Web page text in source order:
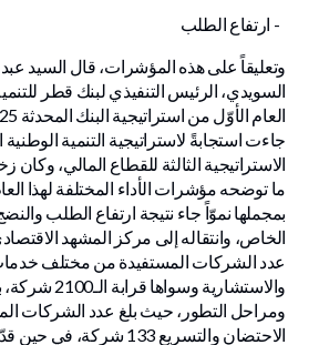
- ارتفاع الطلب
وتعليقاً على هذه المؤشرات، قال السيد
جاءت استجابةً لاستراتيجية التنمية الوطنية
الاستراتيجية الثالثة للقطاع المالي، وكان
ما توضحه مؤشرات الأداء المختلفة لهذا
بمجملها نموّاً جاء نتيجة ارتفاع الطلب
الخاص، وانتقاله إلى مركز المشهد
عدد الشركات المستفيدة من مختلف خدمات
والاستشارية
ومراحل التطور، حيث بلغ عدد الشركات
الاحتضان والتسريع 133 شركة،